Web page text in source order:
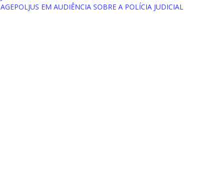
AGEPOLJUS EM AUDIÊNCIA SOBRE A POLÍCIA JUDICIAL